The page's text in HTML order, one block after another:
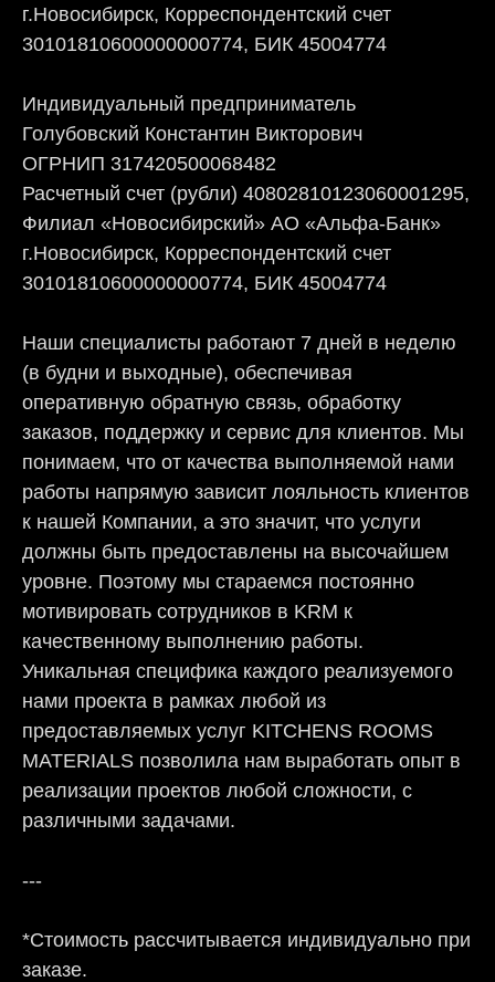
г.Новосибирск, Корреспондентский счет
30101810600000000774, БИК 45004774
Индивидуальный предприниматель
Голубовский Константин Викторович
ОГРНИП 317420500068482
Расчетный счет (рубли) 40802810123060001295,
Филиал «Новосибирский» АО «Альфа-Банк»
г.Новосибирск, Корреспондентский счет
30101810600000000774, БИК 45004774
Наши специалисты работают 7 дней в неделю
(в будни и выходные), обеспечивая
оперативную обратную связь, обработку
заказов, поддержку и сервис для клиентов. Мы
понимаем, что от качества выполняемой нами
работы напрямую зависит лояльность клиентов
к нашей Компании, а это значит, что услуги
должны быть предоставлены на высочайшем
уровне. Поэтому мы стараемся постоянно
мотивировать сотрудников в KRM к
качественному выполнению работы.
Уникальная специфика каждого реализуемого
нами проекта в рамках любой из
предоставляемых услуг KITCHENS ROOMS
MATERIALS позволила нам выработать опыт в
реализации проектов любой сложности, с
различными задачами.
---
*Стоимость рассчитывается индивидуально при
заказе.